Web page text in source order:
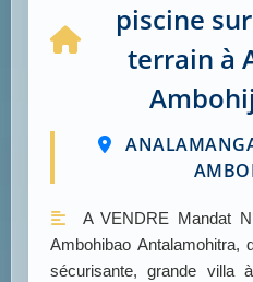
piscine
terrain à
A VENDRE Mandat
Ambohibao
sécurisante, grande villa